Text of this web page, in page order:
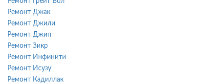
Ремонт Джак
Ремонт Джили
Ремонт Джип
Ремонт Зикр
Ремонт Инфинити
Ремонт Исузу
Ремонт Кадиллак